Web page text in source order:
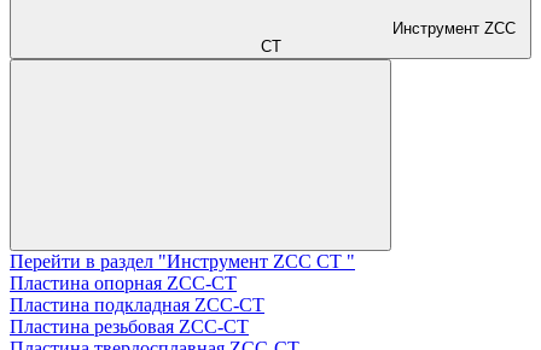
Инструмент ZCС
CT
Перейти в раздел "Инструмент ZCС CT "
Пластина опорная ZCC-CT
Пластина подкладная ZCC-CT
Пластина резьбовая ZCC-CT